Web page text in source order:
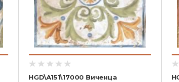
HGD\A151\17000 Виченца